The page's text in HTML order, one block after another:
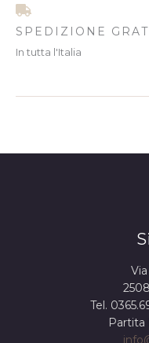
SPEDIZIONE
In tutta l'Italia
Tel.
Partita